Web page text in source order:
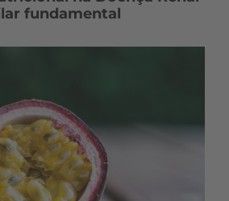
fundamental